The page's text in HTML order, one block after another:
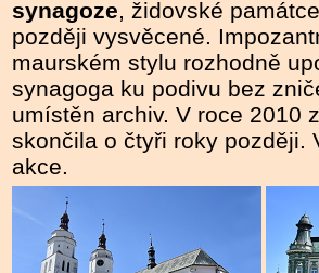
synagoze, židovské
později vysvěcené.
maurském stylu rozhodně
synagoga ku podivu bez
umístěn archiv. V roce 2010
skončila o čtyři roky později.
akce.